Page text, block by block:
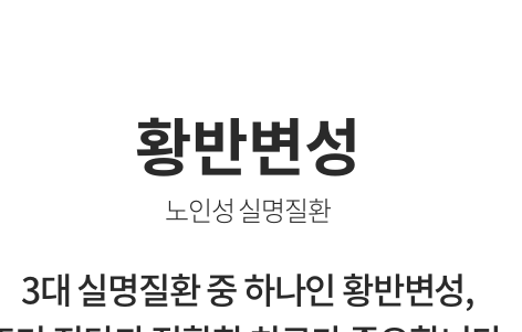
황반변성
노인성 실명질환
3대 실명질환 중 하나인 황반변성,